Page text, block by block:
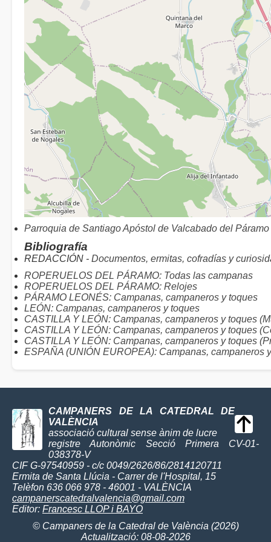
Parroquia de Santiago Apóstol de Valcabado del Páramo
Bibliografía
REDACCIÓN - Documentos, ermitas, cofradías y
ROPERUELOS DEL PÁRAMO: Todas las campanas
ROPERUELOS DEL PÁRAMO: Relojes
PÁRAMO LEONÉS: Campanas, campaneros y toques
LEÓN: Campanas, campaneros y toques
CASTILLA Y LEÓN: Campanas, campaneros y toques
CASTILLA Y LEÓN: Campanas, campaneros y toques
CASTILLA Y LEÓN: Campanas, campaneros y toques
ESPAÑA (UNIÓN EUROPEA): Campanas, campaneros
CAMPANERS DE LA CATEDRAL DE
VALÈNCIA
associació cultural sense ànim de lucre
registre Autonòmic Secció Primera CV-01-
038378-V
CIF G-97540959 - c/c 0049/2626/86/2814120711
Ermita de Santa Llúcia - Carrer de l'Hospital, 15
Telèfon 636 066 978 - 46001 - VALÈNCIA
campanerscatedralvalencia@gmail.com
Editor: Francesc LLOP i BAYO
© Campaners de la Catedral de València (2026)
Actualització: 08-08-2026